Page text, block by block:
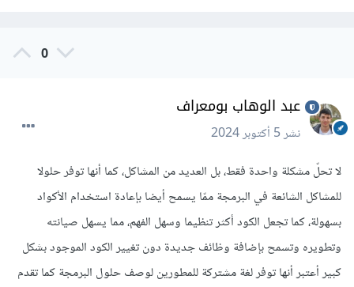
0
عبد الوهاب بومعراف
نشر5 أكتوبر 2024
لا تحلّ مشكلة واحدة فقط، بل العديد من المشاكل، كما أنها توفر حلولا
للمشاكل الشائعة في البرمجة ممّا يسمح أيضا بإعادة استخدام الأكواد
بسهولة، كما تجعل الكود أكثر تنظيما وسهل الفهم، مما يسهل صيانته
وتطويره وتسمح بإضافة وظائف جديدة دون تغيير الكود الموجود بشكل
كبير أعتبر أنها توفر لغة مشتركة للمطورين لوصف حلول البرمجة كما تقدم